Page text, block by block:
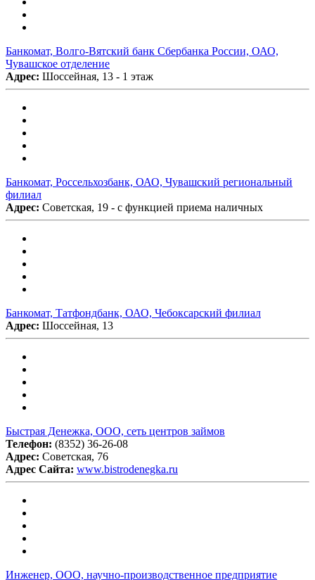
Банкомат, Волго-Вятский банк Сбербанка России, ОАО,
Чувашское отделение
Адрес: Шоссейная, 13 - 1 этаж
Банкомат, Россельхозбанк, ОАО, Чувашский региональный
филиал
Адрес: Советская, 19 - с функцией приема наличных
Банкомат, Татфондбанк, ОАО, Чебоксарский филиал
Адрес: Шоссейная, 13
Быстрая Денежка, ООО, сеть центров займов
Телефон: (8352) 36-26-08
Адрес: Советская, 76
Адрес Сайта: www.bistrodenegka.ru
Инженер, ООО, научно-производственное предприятие